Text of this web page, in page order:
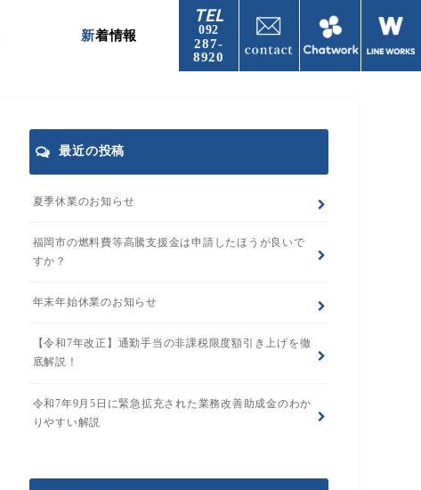
新着情報
TEL
092
287-
8920
最近の投稿
夏季休業のお知らせ
福岡市の燃料費等高騰支援金は申請したほうが良いで
すか？
年末年始休業のお知らせ
【令和7年改正】通勤手当の非課税限度額引き上げを徹
底解説！
令和7年9月5日に緊急拡充された業務改善助成金のわか
りやすい解説